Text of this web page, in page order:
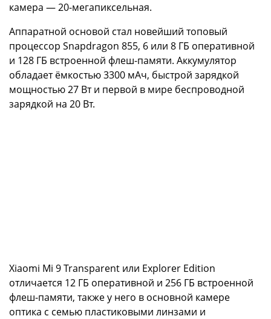
камера — 20-мегапиксельная.
Аппаратной основой стал новейший топовый
процессор Snapdragon 855, 6 или 8 ГБ оперативной
и 128 ГБ встроенной флеш-памяти. Аккумулятор
обладает ёмкостью 3300 мАч, быстрой зарядкой
мощностью 27 Вт и первой в мире беспроводной
зарядкой на 20 Вт.
Xiaomi Mi 9 Transparent или Explorer Edition
отличается 12 ГБ оперативной и 256 ГБ встроенной
флеш-памяти, также у него в основной камере
оптика с семью пластиковыми линзами и